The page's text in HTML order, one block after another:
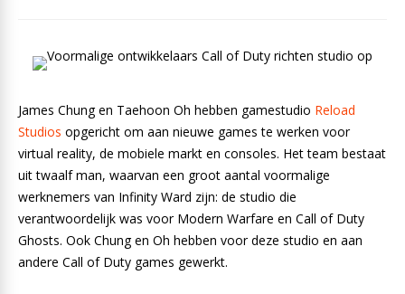
James Chung en Taehoon Oh hebben gamestudio Reload
Studios opgericht om aan nieuwe games te werken voor
virtual reality, de mobiele markt en consoles. Het team bestaat
uit twaalf man, waarvan een groot aantal voormalige
werknemers van Infinity Ward zijn: de studio die
verantwoordelijk was voor Modern Warfare en Call of Duty
Ghosts. Ook Chung en Oh hebben voor deze studio en aan
andere Call of Duty games gewerkt.